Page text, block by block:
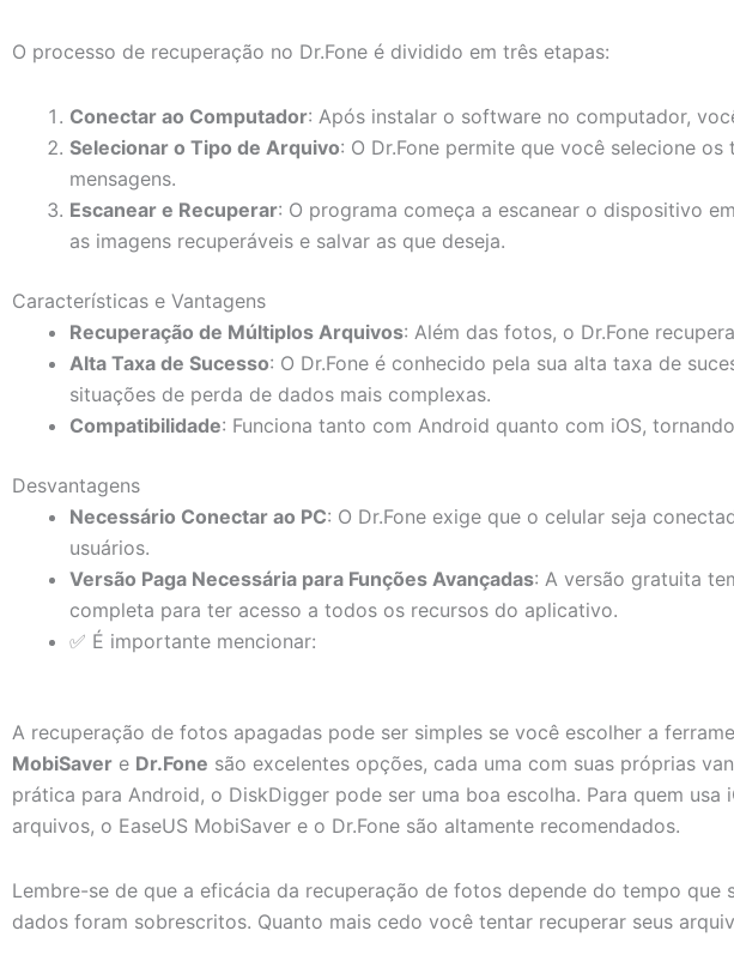
O processo de recuperação no Dr.Fone é dividido em três etapas:
Conectar ao Computador: Após instalar o software no computador,
Selecionar o Tipo de Arquivo: O Dr.Fone permite que você selecione
mensagens.
Escanear e Recuperar: O programa começa a escanear o dispositivo
as imagens recuperáveis e salvar as que deseja.
Características e Vantagens
Recuperação de Múltiplos Arquivos: Além das fotos, o Dr.Fone
Alta Taxa de Sucesso: O Dr.Fone é conhecido pela sua alta taxa de
situações de perda de dados mais complexas.
Compatibilidade: Funciona tanto com Android quanto com iOS,
Desvantagens
Necessário Conectar ao PC: O Dr.Fone exige que o celular seja
usuários.
Versão Paga Necessária para Funções Avançadas: A versão gratuita
completa para ter acesso a todos os recursos do aplicativo.
✅ É importante mencionar:
A recuperação de fotos apagadas pode ser simples se você escolher a
MobiSaver e Dr.Fone são excelentes opções, cada uma com suas próprias
prática para Android, o DiskDigger pode ser uma boa escolha. Para quem
arquivos, o EaseUS MobiSaver e o Dr.Fone são altamente recomendados.
Lembre-se de que a eficácia da recuperação de fotos depende do tempo
dados foram sobrescritos. Quanto mais cedo você tentar recuperar seus